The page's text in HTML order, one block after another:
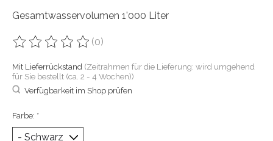
Gesamtwasservolumen 1'000 Liter
Die Bewertung dieses Produkts ist
(0)
Mit Lieferrückstand (Zeitrahmen für die Lieferung: wird umgehend
für Sie bestellt (ca. 2 - 4 Wochen))
Verfügbarkeit im Shop prüfen
Farbe: *